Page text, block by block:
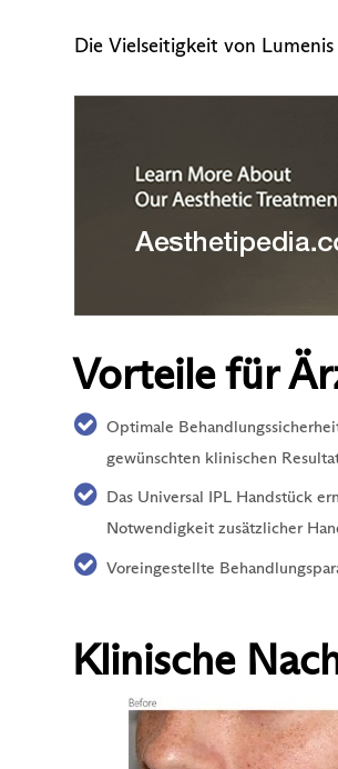
Die Vielseitigkeit von
Vorteile für
Optimale
gewünschten klinischen
Das Universal IPL Handstück
Notwendigkeit zusätzlicher
Voreingestellte
Klinische